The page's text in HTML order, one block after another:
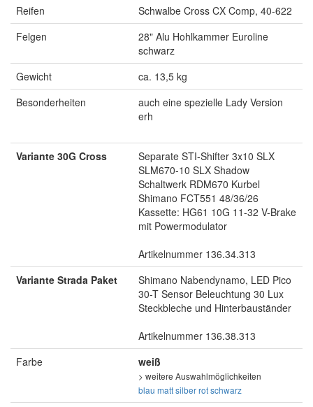
Reifen
Schwalbe Cross CX Comp, 40-622
Felgen
28" Alu Hohlkammer Euroline
schwarz
Gewicht
ca. 13,5 kg
Besonderheiten
auch eine spezielle Lady Version
erh
Variante 30G Cross
Separate STI-Shifter 3x10 SLX
SLM670-10 SLX Shadow
Schaltwerk RDM670 Kurbel
Shimano FCT551 48/36/26
Kassette: HG61 10G 11-32 V-Brake
mit Powermodulator
Artikelnummer 136.34.313
Variante Strada Paket
Shimano Nabendynamo, LED Pico
30-T Sensor Beleuchtung 30 Lux
Steckbleche und Hinterbauständer
Artikelnummer 136.38.313
Farbe
weiß
> weitere Auswahlmöglichkeiten
blau mattsilberrotschwarz